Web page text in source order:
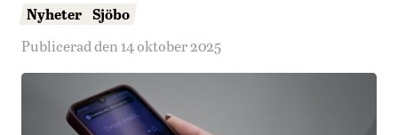
Nyheter Sjöbo
Publicerad den 14 oktober 2025